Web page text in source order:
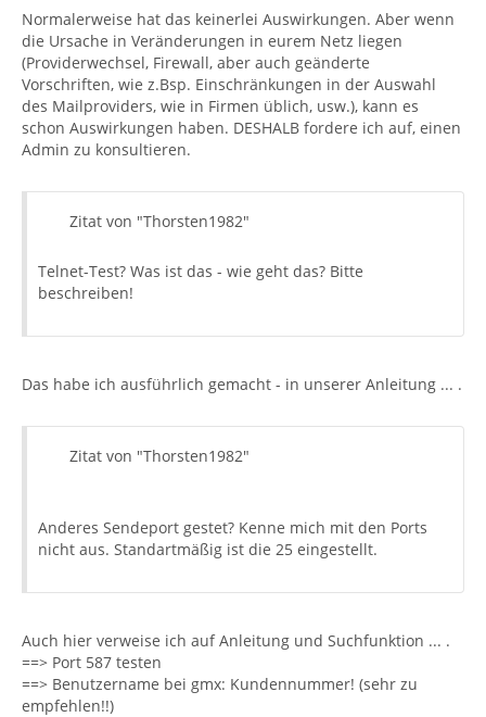
Normalerweise hat das keinerlei Auswirkungen. Aber wenn
die Ursache in Veränderungen in eurem Netz liegen
(Providerwechsel, Firewall, aber auch geänderte
Vorschriften, wie z.Bsp. Einschränkungen in der Auswahl
des Mailproviders, wie in Firmen üblich, usw.), kann es
schon Auswirkungen haben. DESHALB fordere ich auf, einen
Admin zu konsultieren.
Zitat von "Thorsten1982"
Telnet-Test? Was ist das - wie geht das? Bitte
beschreiben!
Das habe ich ausführlich gemacht - in unserer Anleitung ... .
Zitat von "Thorsten1982"
Anderes Sendeport gestet? Kenne mich mit den Ports
nicht aus. Standartmäßig ist die 25 eingestellt.
Auch hier verweise ich auf Anleitung und Suchfunktion ... .
==> Port 587 testen
==> Benutzername bei gmx: Kundennummer! (sehr zu
empfehlen!!)